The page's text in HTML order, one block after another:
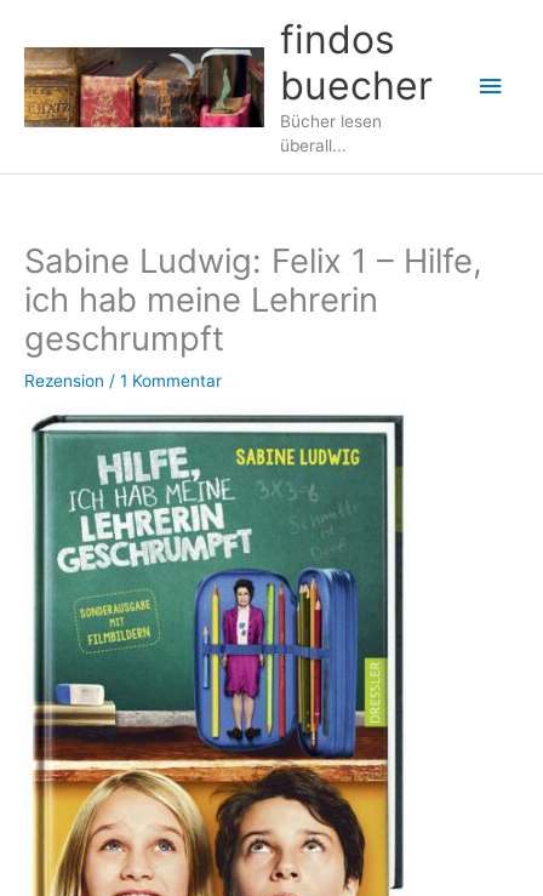
Inhalt
springen
findos
buecher
Bücher lesen
überall...
Sabine Ludwig: Felix 1 – Hilfe,
ich hab meine Lehrerin
geschrumpft
Rezension / 1 Kommentar